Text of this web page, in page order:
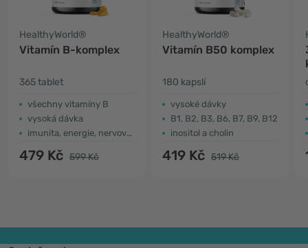
HealthyWorld®
Vitamín B-komplex
365 tablet
všechny vitamíny B
vysoká dávka
imunita, energie, nervový systém
479 Kč 599 Kč
HealthyWorld®
Vitamín B50 komplex
180 kapslí
vysoké dávky
B1, B2, B3, B6, B7, B9, B12
inositol a cholin
419 Kč 519 Kč